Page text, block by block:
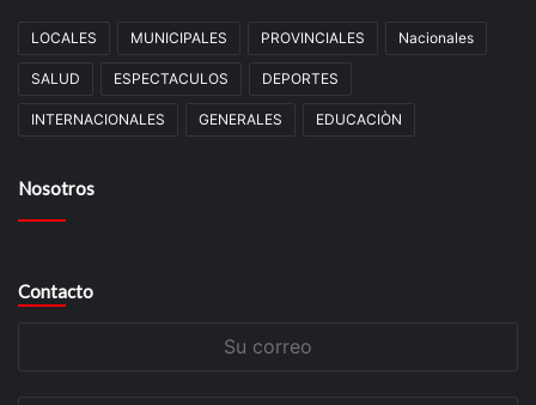
LOCALES MUNICIPALES PROVINCIALES Nacionales
SALUD ESPECTACULOS DEPORTES
INTERNACIONALES GENERALES EDUCACIÒN
Nosotros
Contacto